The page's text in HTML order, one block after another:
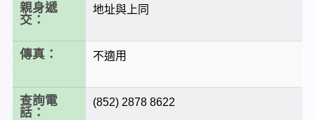
親身遞
交：
地址與上同
傳真： 不適用
查詢電
話：
(852) 2878 8622